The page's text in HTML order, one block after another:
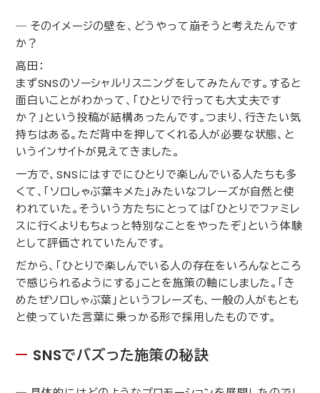
― そのイメージの壁を、どうやって崩そうと考えたんです
か？
高田：
まずSNSのソーシャルリスニングをしてみたんです。すると
面白いことがわかって、「ひとりで行っても大丈夫です
か？」という投稿が結構あったんです。つまり、行きたい気
持ちはある。ただ背中を押してくれる人が必要な状態、と
いうインサイトが見えてきました。
一方で、SNSにはすでにひとりで楽しんでいる人たちも多
くて、「ソロしゃぶ葉キメた」みたいなフレーズが自然と使
われていた。そういう方たちにとっては「ひとりでファミレ
スに行くよりもちょっと特別なことをやったぞ」という体験
として評価されていたんです。
だから、「ひとりで楽しんでいる人の存在をいろんなところ
で感じられるようにする」ことを施策の軸にしました。「き
めたぜソロしゃぶ葉」というフレーズも、一般の人がもとも
と使っていた言葉に乗っかる形で採用したものです。
SNSでバズった施策の秘訣